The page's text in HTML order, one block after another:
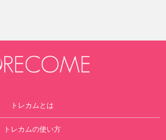
トレカムとは
トレカムの使い方